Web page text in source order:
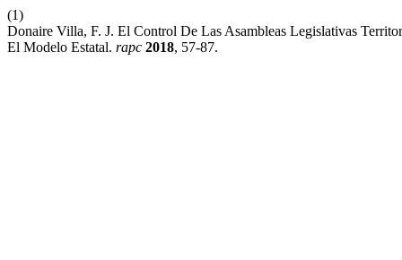
(1)
Donaire Villa, F. J. El Control De Las Asambleas Legislativas
El Modelo Estatal. rapc 2018, 57-87.